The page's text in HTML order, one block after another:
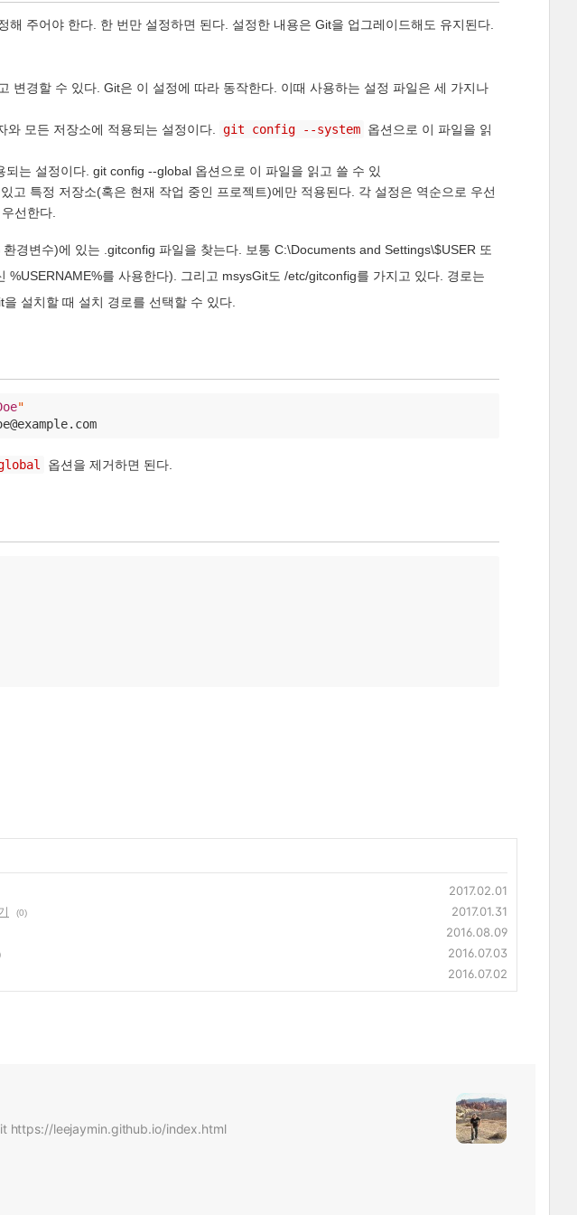
주어야 한다. 한 번만 설정하면 된다. 설정한 내용은 Git을 업그레이드해도 유지된다.
변경할 수 있다. Git은 이 설정에 따라 동작한다. 이때 사용하는 설정 파일은 세 가지나
와 모든 저장소에 적용되는 설정이다. git config --system 옵션으로 이 파일을 읽
되는 설정이다. git config --global 옵션으로 이 파일을 읽고 쓸 수 있
고 특정 저장소(혹은 현재 작업 중인 프로젝트)에만 적용된다. 각 설정은 역순으로 우선
선한다.
경변수)에 있는 .gitconfig 파일을 찾는다. 보통 C:\Documents and Settings\$USER 또
%USERNAME%를 사용한다). 그리고 msysGit도 /etc/gitconfig를 가지고 있다. 경로는
설치할 때 설치 경로를 선택할 수 있다.
"
옵션을 제거하면 된다.
2017.02.01
(0)
2017.01.31
2016.08.09
2016.07.03
2016.07.02
https://leejaymin.github.io/index.html